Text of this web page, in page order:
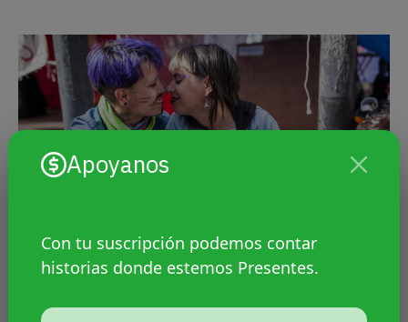
Apoyanos
Con tu suscripción podemos contar
historias donde estemos Presentes.